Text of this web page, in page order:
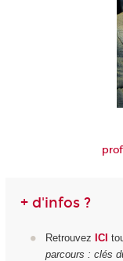
+ d'infos ?
Retrouvez ICI
parcours : clés